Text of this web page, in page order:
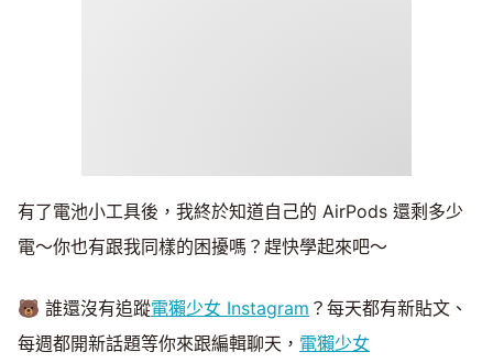
有了電池小工具後，我終於知道自己的 AirPods 還剩多少
電～你也有跟我同樣的困擾嗎？趕快學起來吧～
🐻 誰還沒有追蹤電獺少女 Instagram ？每天都有新貼文、
每週都開新話題等你來跟編輯聊天， 電獺少女